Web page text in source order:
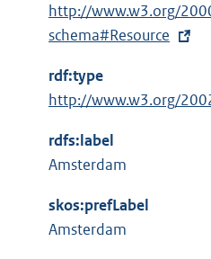
E
x
e
r
e
i
n
http://www.w3.org/
schema#Resource
rdf:type
E
t
e
n
http://www.w3.org/
rdfs:label
Amsterdam
skos:prefLabel
Amsterdam